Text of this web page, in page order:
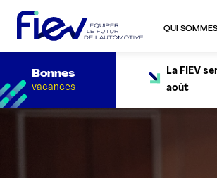
QUI
Bonnes
vacances
La FIEV
août